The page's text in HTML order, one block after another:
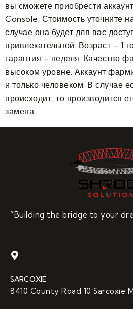
вы сможете приобрести
Console. Стоимость уточните
случае она будет для вас
привлекательной. Возраст – 1
гарантия – неделя. Качество
высоком уровне. Аккаунт
и только человеком. В случае
происходит, то производится
замена.
“Building the bridge to your
SARCOXIE
8410 County Road 10 Sarcoxie